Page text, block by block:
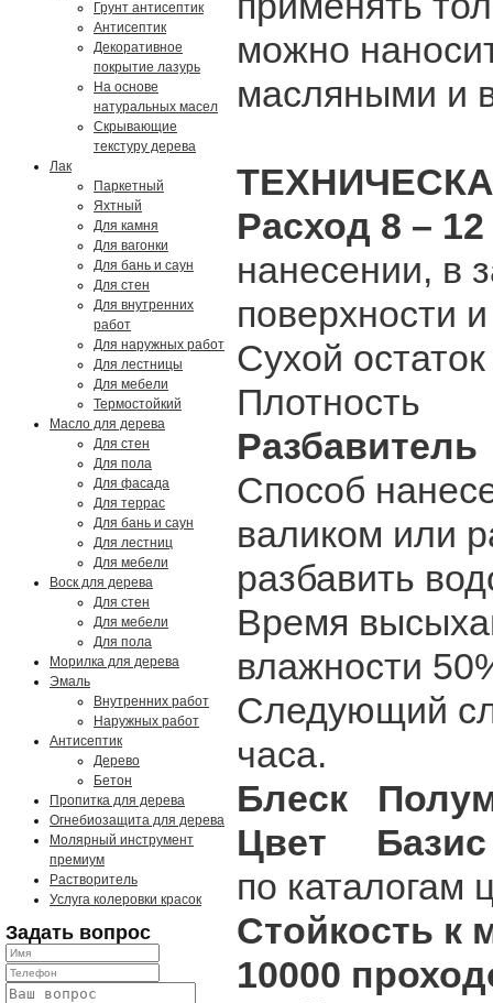
Грунт антисептик
Антисептик
Декоративное
покрытие лазурь
На основе
натуральных масел
Скрывающие
текстуру дерева
Лак
Паркетный
Яхтный
Для камня
Для вагонки
Для бань и саун
Для стен
Для внутренних
работ
Для наружных работ
Для лестницы
Для мебели
Термостойкий
Масло для дерева
Для стен
Для пола
Для фасада
Для террас
Для бань и саун
Для лестниц
Для мебели
Воск для дерева
Для стен
Для мебели
Для пола
Морилка для дерева
Эмаль
Внутренних работ
Наружных работ
Антисептик
Дерево
Бетон
Пропитка для дерева
Огнебиозащита для дерева
Молярный инструмент
премиум
Растворитель
Услуга колеровки красок
Задать вопрос
можно
масляными и
Расход 8 –
нанесении, в
поверхности
Сухой
Плотность
Способ
валиком или
разбавить
Время
влажности
Следующий
часа.
Блеск
Цвет Базис
по каталогам
Стойкость
10000